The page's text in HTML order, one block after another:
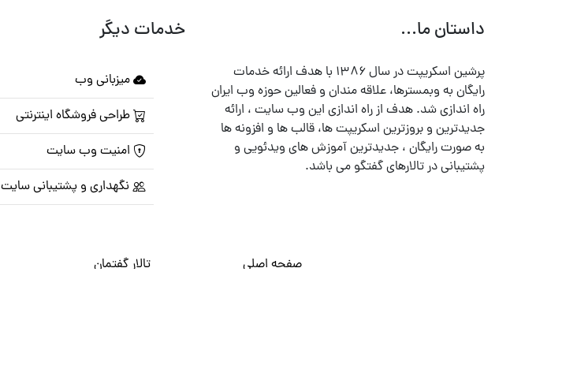
داستان ما...
پرشین اسکریپت در سال ۱۳۸۶ با هدف ارائه خدمات
رایگان به وبمسترها، علاقه مندان و فعالین حوزه وب ایران
راه اندازی شد. هدف از راه اندازی این وب سایت ، ارائه
جدیدترین و بروزترین اسکریپت ها، قالب ها و افزونه ها
به صورت رایگان ، جدیدترین آموزش های ویدئویی و
پشتیبانی در تالارهای گفتگو می باشد.
خدمات دیگر
میزبانی وب
طراحی فروشگاه اینترنتی
امنیت وب سایت
نگهداری و پشتیبانی سایت
صفحه اصلی تالار گفتمان